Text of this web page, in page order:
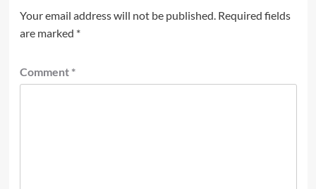
Your email address will not be published. Required fields
are marked *
Comment *